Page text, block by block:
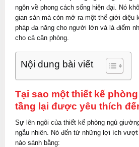
ngôn về phong cách sống hiện đại. Nó
gian sàn mà còn mở ra một thế giới diệu
pháp đa năng cho người lớn và là điểm
cho cả căn phòng.
Nội dung bài viết
Tại sao một thiết kế
tầng lại được yêu thích
Sự lên ngôi của thiết kế phòng ngủ
ngẫu nhiên. Nó đến từ những lợi ích
nào sánh bằng: